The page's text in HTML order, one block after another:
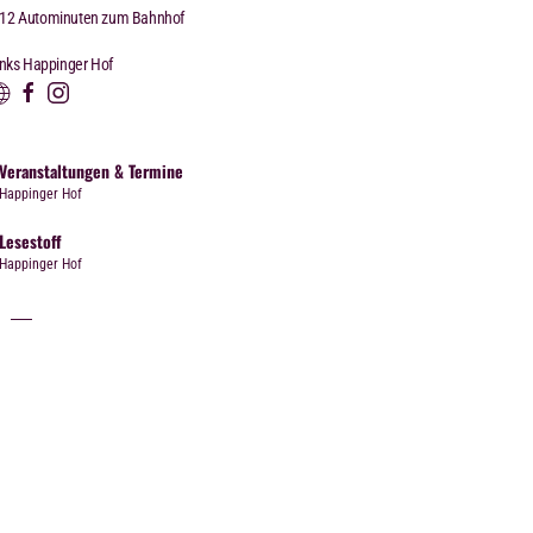
12 Autominuten zum Bahnhof
Happinger Hof
Veranstaltungen & Termine
Happinger Hof
Lesestoff
Happinger Hof